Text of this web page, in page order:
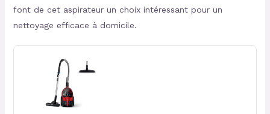
font de cet aspirateur un choix intéressant pour un
nettoyage efficace à domicile.